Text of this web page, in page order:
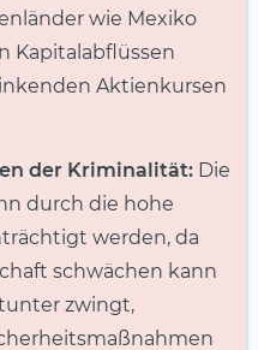
wie Mexiko
Kapitalabflüssen
Aktienkursen
der Kriminalität: Die
durch die hohe
werden, da
schwächen kann
zwingt,